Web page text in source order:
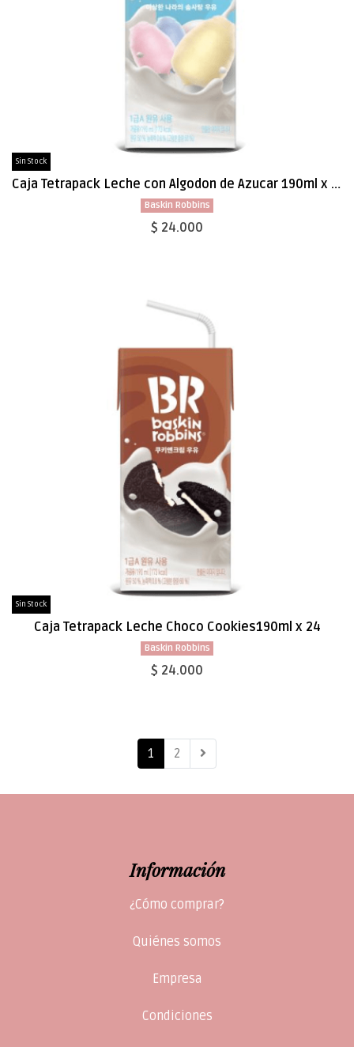
Sin Stock
Caja Tetrapack Leche con Algodon de Azucar 190ml x 24
Baskin Robbins
$ 24.000
Sin Stock
Caja Tetrapack Leche Choco Cookies190ml x 24
Baskin Robbins
$ 24.000
1 2
Información
¿Cómo comprar?
Quiénes somos
Empresa
Condiciones